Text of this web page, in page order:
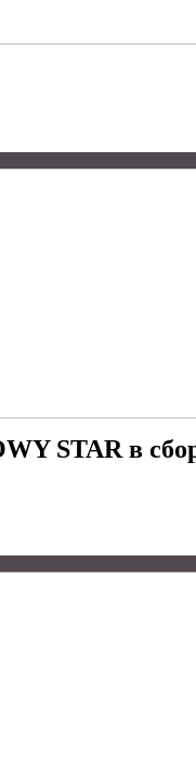
STAR в